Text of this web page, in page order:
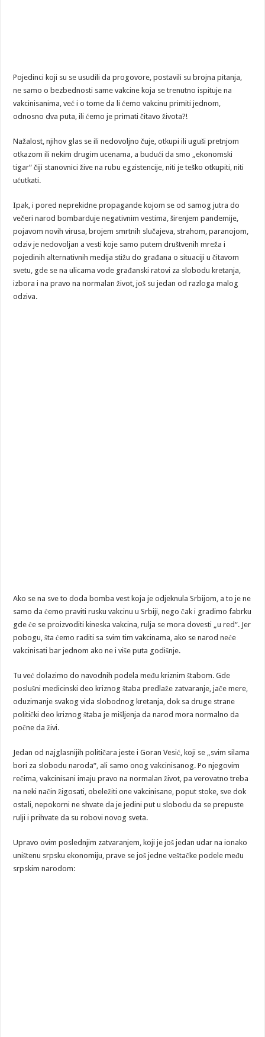
Pojedinci koji su se usudili da progovore, postavili su brojna pitanja,
ne samo o bezbednosti same vakcine koja se trenutno ispituje na
vakcinisanima, već i o tome da li ćemo vakcinu primiti jednom,
odnosno dva puta, ili ćemo je primati čitavo života?!
Nažalost, njihov glas se ili nedovoljno čuje, otkupi ili uguši pretnjom
otkazom ili nekim drugim ucenama, a budući da smo „ekonomski
tigar“ čiji stanovnici žive na rubu egzistencije, niti je teško otkupiti, niti
ućutkati.
Ipak, i pored neprekidne propagande kojom se od samog jutra do
večeri narod bombarduje negativnim vestima, širenjem pandemije,
pojavom novih virusa, brojem smrtnih slučajeva, strahom, paranojom,
odziv je nedovoljan a vesti koje samo putem društvenih mreža i
pojedinih alternativnih medija stižu do građana o situaciji u čitavom
svetu, gde se na ulicama vode građanski ratovi za slobodu kretanja,
izbora i na pravo na normalan život, još su jedan od razloga malog
odziva.
Ako se na sve to doda bomba vest koja je odjeknula Srbijom, a to je ne
samo da ćemo praviti rusku vakcinu u Srbiji, nego čak i gradimo fabrku
gde će se proizvoditi kineska vakcina, rulja se mora dovesti „u red“. Jer
pobogu, šta ćemo raditi sa svim tim vakcinama, ako se narod neće
vakcinisati bar jednom ako ne i više puta godišnje.
Tu već dolazimo do navodnih podela među kriznim štabom. Gde
poslušni medicinski deo kriznog štaba predlaže zatvaranje, jače mere,
oduzimanje svakog vida slobodnog kretanja, dok sa druge strane
politički deo kriznog štaba je mišljenja da narod mora normalno da
počne da živi.
Jedan od najglasnijih političara jeste i Goran Vesić, koji se „svim silama
bori za slobodu naroda“, ali samo onog vakcinisanog. Po njegovim
rečima, vakcinisani imaju pravo na normalan život, pa verovatno treba
na neki način žigosati, obeležiti one vakcinisane, poput stoke, sve dok
ostali, nepokorni ne shvate da je jedini put u slobodu da se prepuste
rulji i prihvate da su robovi novog sveta.
Upravo ovim poslednjim zatvaranjem, koji je još jedan udar na ionako
uništenu srpsku ekonomiju, prave se još jedne veštačke podele među
srpskim narodom: